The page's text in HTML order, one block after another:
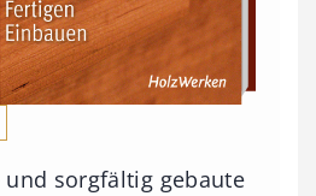
sorgfältig gebaute